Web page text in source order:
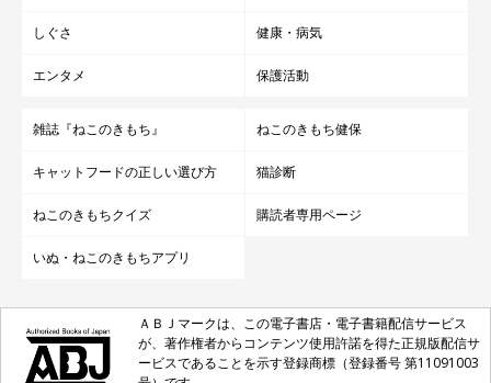
しぐさ 健康・病気
エンタメ 保護活動
雑誌『ねこのきもち』 ねこのきもち健保
キャットフードの正しい選び方 猫診断
ねこのきもちクイズ 購読者専用ページ
いぬ・ねこのきもちアプリ
ＡＢＪマークは、この電子書店・電子書籍配信サービス
が、著作権者からコンテンツ使用許諾を得た正規版配信サ
ービスであることを示す登録商標（登録番号 第11091003